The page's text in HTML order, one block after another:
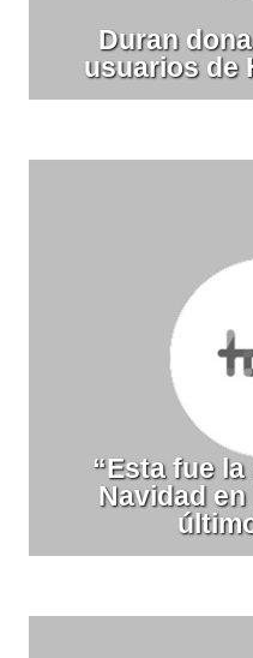
Duran
usuarios de
“Esta fue
Navidad